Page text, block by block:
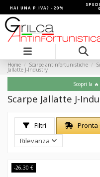
HAI UNA P.IVA? -20%
Home Scarpe antinfortunistiche
Jallatte J-Industry
Scopri la 🔥
Scarpe Jallatte J-
Filtri Pronta
Rilevanza
-26,30 €